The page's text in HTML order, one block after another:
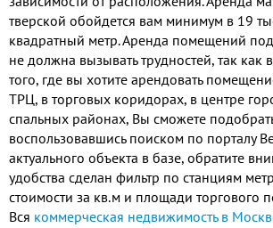
тверской обойдется вам минимум в 19
квадратный метр. Аренда помещений
не должна вызывать трудностей, так как
того, где вы хотите арендовать
ТРЦ, в торговых коридорах, в центре
спальных районах, Вы сможете
воспользовавшись поиском по порталу
актуального объекта в базе, обратите
удобства сделан фильтр по станциям
стоимости за кв.м и площади торгового
Вся коммерческая недвижимость в